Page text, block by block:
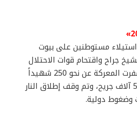
مستوطنين على بيوت
جراح واقتحام قوات الاحتلال
للمسجد الأقصى، أسفرت المعركة عن نحو 250 شهيداً
فلسطينياً وأكثر من 5 آلاف جريح، وتم وقف إطلاق النار
وضغوط دولية.